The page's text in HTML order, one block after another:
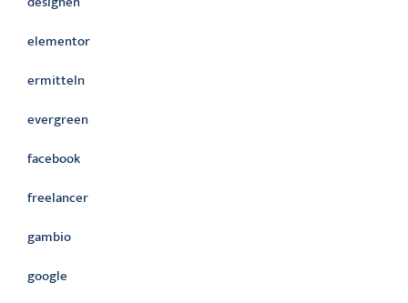
elementor
ermitteln
evergreen
facebook
freelancer
gambio
google